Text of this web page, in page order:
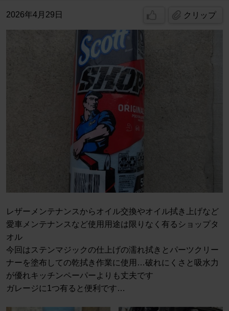
2026年4月29日 クリップ
レザーメンテナンスからオイル交換やオイル拭き上げなど
愛車メンテナンスなど使用用途は限りなく有るショップタ
オル
今回はステンマジックの仕上げの濡れ拭きとパーツクリー
ナーを塗布しての乾拭き作業に使用…破れにくさと吸水力
が優れキッチンペーパーよりも丈夫です
ガレージに1つ有ると便利です…